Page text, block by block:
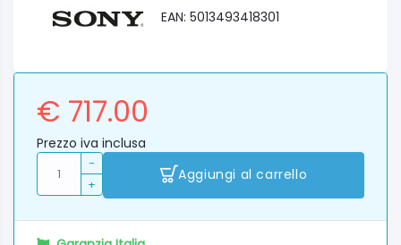
EAN: 5013493418301
€ 717.00
Prezzo iva inclusa
-
+
Aggiungi al carrello